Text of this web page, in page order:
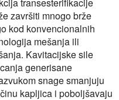
transesterifikacije
završiti mnogo brže
kod konvencionalnih
mešanja ili
Kavitacijske sile
generisane
snage smanjuju
kapljica i poboljšavaju